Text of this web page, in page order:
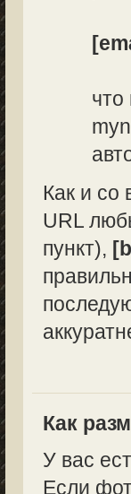
что
Как и со
URL
пункт),
Как
У вас
Если